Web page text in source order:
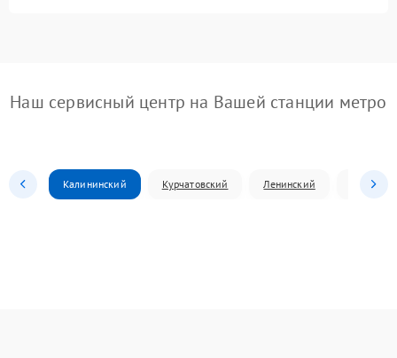
Наш сервисный центр на Вашей станции метро
Калининский Курчатовский Ленинский